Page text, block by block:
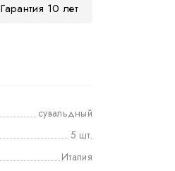
Гарантия 10 лет
сувальдный
5 шт.
Италия